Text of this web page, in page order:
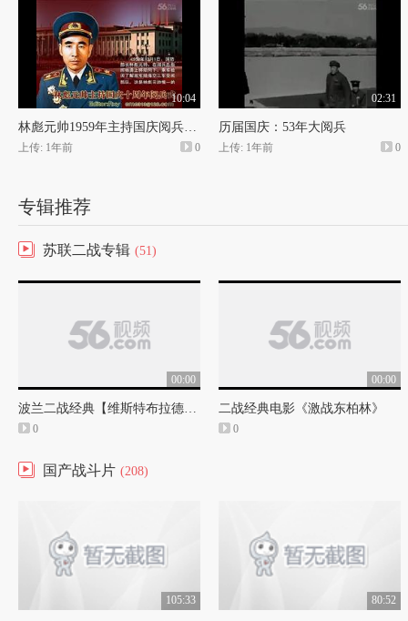
10:04
林彪元帅1959年主持国庆阅兵（纪录片）
上传: 1年前 0
02:31
历届国庆：53年大阅兵
上传: 1年前 0
专辑推荐
苏联二战专辑 (51)
00:00
波兰二战经典【维斯特布拉德半岛战役】中字
0
00:00
二战经典电影《激战东柏林》
0
国产战斗片 (208)
105:33 80:52